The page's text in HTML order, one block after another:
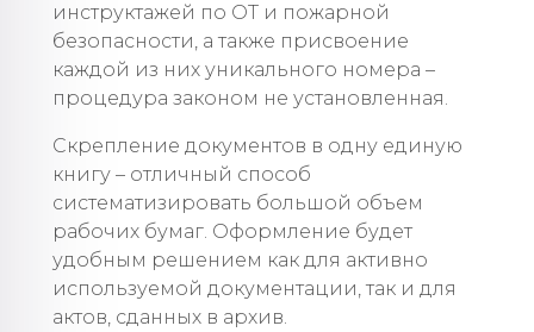
инструктажей по ОТ и пожарной
безопасности, а также присвоение
каждой из них уникального номера –
процедура законом не установленная.
Скрепление документов в одну единую
книгу – отличный способ
систематизировать большой объем
рабочих бумаг. Оформление будет
удобным решением как для активно
используемой документации, так и для
актов, сданных в архив.